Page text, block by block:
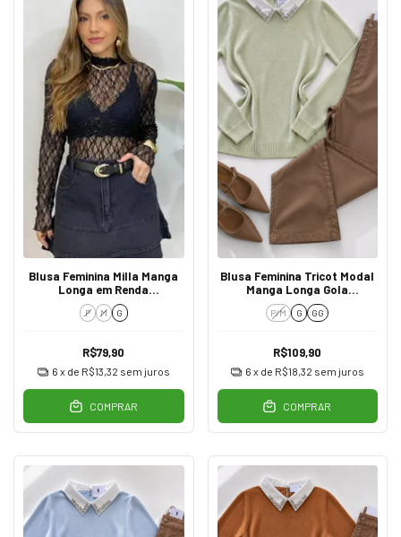
Blusa Feminina Milla Manga
Longa em Renda
Transparente Preto
P M G
R$79,90
6 x de R$13,32 sem juros
COMPRAR
Blusa Feminina Tricot Modal
Manga Longa Gola
Trabalhada Verde
P/M G GG
R$109,90
6 x de R$18,32 sem juros
COMPRAR